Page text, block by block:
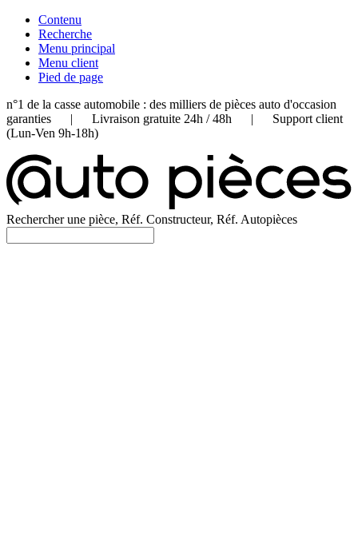
Contenu
Recherche
Menu principal
Menu client
Pied de page
n°1 de la casse automobile : des milliers de pièces auto d'occasion
garanties | Livraison gratuite 24h / 48h | Support client
(Lun-Ven 9h-18h)
Rechercher une pièce, Réf. Constructeur, Réf. Autopièces